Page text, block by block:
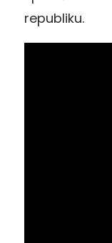
republiku.